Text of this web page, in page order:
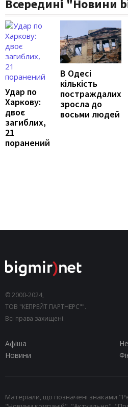
Всередині "Новини
Удар по
Харкову:
двоє
загиблих,
21
поранений
В Одесі
кількість
постраждалих
зросла до
восьми людей
© 2000-2024,
ТОВ "КЕПРЕЙТ ПАРТНЕРС"".
Всі права захищені.
Афіша
Новини
Матеріали, що позначені знаками